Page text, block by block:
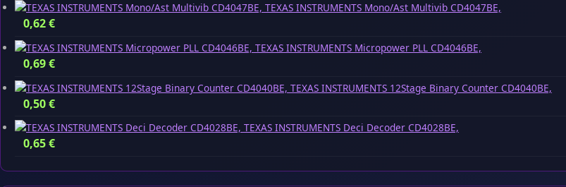
TEXAS INSTRUMENTS Mono/Ast Multivib CD4047BE,
0,62€
TEXAS INSTRUMENTS Micropower PLL CD4046BE,
0,69€
TEXAS INSTRUMENTS 12Stage Binary Counter CD4040BE,
0,50€
TEXAS INSTRUMENTS Deci Decoder CD4028BE,
0,65€